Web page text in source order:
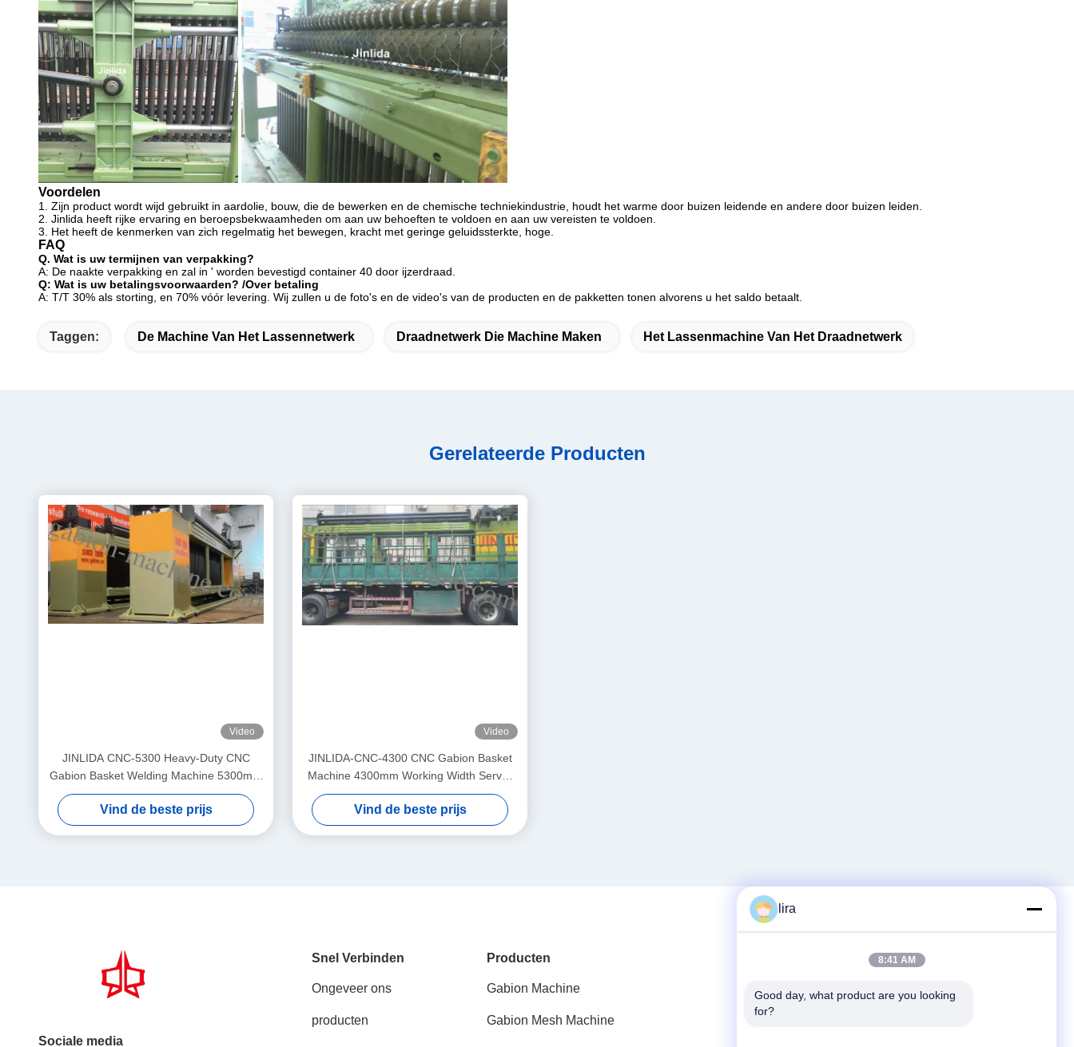
Voordelen
1. Zijn product wordt wijd gebruikt in aardolie, bouw, die de bewerken en de chemische techniekindustrie, houdt het warme door buizen leidende en andere door buizen leiden.
2. Jinlida heeft rijke ervaring en beroepsbekwaamheden om aan uw behoeften te voldoen en aan uw vereisten te voldoen.
3. Het heeft de kenmerken van zich regelmatig het bewegen, kracht met geringe geluidssterkte, hoge.
FAQ
Q. Wat is uw termijnen van verpakking?
A: De naakte verpakking en zal in ' worden bevestigd container 40 door ijzerdraad.
Q: Wat is uw betalingsvoorwaarden? /Over betaling
A: T/T 30% als storting, en 70% vóór levering. Wij zullen u de foto's en de video's van de producten en de pakketten tonen alvorens u het saldo betaalt.
Taggen: De Machine Van Het Lassennetwerk Draadnetwerk Die Machine Maken Het Lassenmachine Van Het Draadnetwerk
Gerelateerde Producten
Video
JINLIDA CNC-5300 Heavy-Duty CNC
Gabion Basket Welding Machine 5300mm
Width Double Twist Mesh Production
Equipment
Vind de beste prijs
Video
JINLIDA-CNC-4300 CNC Gabion Basket
Machine 4300mm Working Width Servo-
Driven Double Twist Mesh Equipment
Vind de beste prijs
Sociale media
Snel Verbinden
Ongeveer ons
producten
Producten
Gabion Machine
Gabion Mesh Machine
Tel.
lira
8:41 AM
Good day, what product are you looking
for?